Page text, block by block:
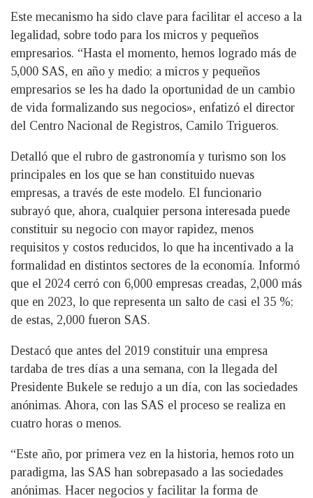
Este mecanismo ha sido clave para facilitar el acceso a la
legalidad, sobre todo para los micros y pequeños
empresarios. “Hasta el momento, hemos logrado más de
5,000 SAS, en año y medio; a micros y pequeños
empresarios se les ha dado la oportunidad de un cambio
de vida formalizando sus negocios», enfatizó el director
del Centro Nacional de Registros, Camilo Trigueros.
Detalló que el rubro de gastronomía y turismo son los
principales en los que se han constituido nuevas
empresas, a través de este modelo. El funcionario
subrayó que, ahora, cualquier persona interesada puede
constituir su negocio con mayor rapidez, menos
requisitos y costos reducidos, lo que ha incentivado a la
formalidad en distintos sectores de la economía. Informó
que el 2024 cerró con 6,000 empresas creadas, 2,000 más
que en 2023, lo que representa un salto de casi el 35 %;
de estas, 2,000 fueron SAS.
Destacó que antes del 2019 constituir una empresa
tardaba de tres días a una semana, con la llegada del
Presidente Bukele se redujo a un día, con las sociedades
anónimas. Ahora, con las SAS el proceso se realiza en
cuatro horas o menos.
“Este año, por primera vez en la historia, hemos roto un
paradigma, las SAS han sobrepasado a las sociedades
anónimas. Hacer negocios y facilitar la forma de